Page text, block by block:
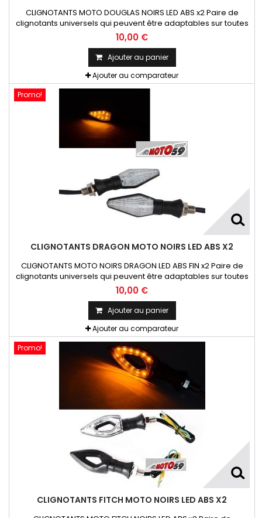
CLIGNOTANTS MOTO DOUGLAS NOIRS LED ABS x2 Paire de
clignotants universels qui peuvent être adaptables sur toutes
motos ou scooters
10,00 €
Ajouter au panier
Ajouter au comparateur
Promo!
CLIGNOTANTS DRAGON MOTO NOIRS LED ABS X2
CLIGNOTANTS MOTO NOIRS DRAGON LED ABS FIN x2 Paire de
clignotants universels qui peuvent être adaptables sur toutes
motos ou scooters
10,00 €
Ajouter au panier
Ajouter au comparateur
Promo!
CLIGNOTANTS FITCH MOTO NOIRS LED ABS X2